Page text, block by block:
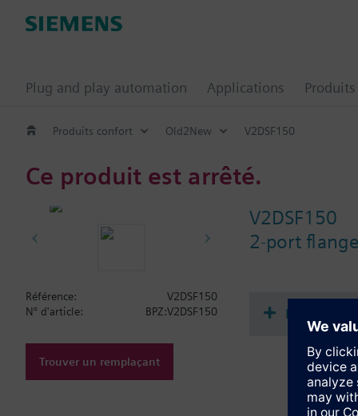
Plug and play automation Applications Produits
Produits confort Old2New V2DSF150
Ce produit est arrêté.
V2DSF150
2-port
Référence:
V2DSF150
N° d'article:
BPZ:V2DSF150
Trouver un remplaçant